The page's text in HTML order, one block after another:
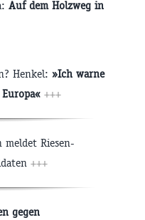
Auf dem Holzweg in
Henkel: »Ich warne
+++
Riesen-
+++
gegen